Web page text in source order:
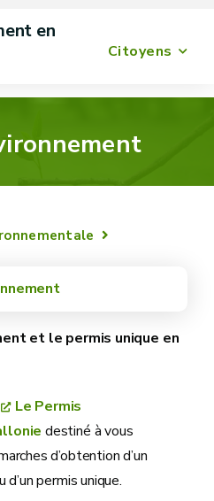
Citoyens
en
et le permis unique en
Le Permis
destiné à vous
d’obtention d’un
permis unique.